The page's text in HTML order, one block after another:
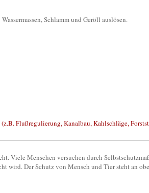
Schlamm und Geröll auslösen.
Flußregulierung, Kanalbau, Kahlschläge,
Viele Menschen versuchen durch
wird. Der Schutz von Mensch und Tier steht an